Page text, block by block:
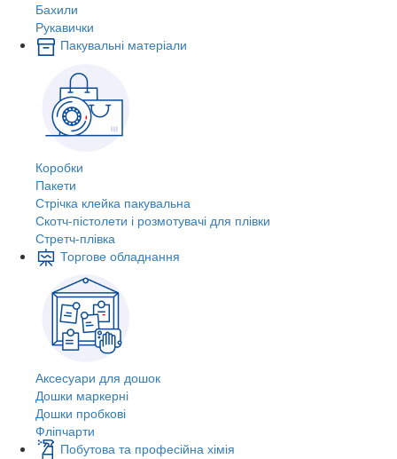
Бахили
Рукавички
Пакувальні матеріали
Коробки
Пакети
Стрічка клейка пакувальна
Скотч-пістолети і розмотувачі для плівки
Стретч-плівка
Торгове обладнання
Аксесуари для дошок
Дошки маркерні
Дошки пробкові
Фліпчарти
Побутова та професійна хімія